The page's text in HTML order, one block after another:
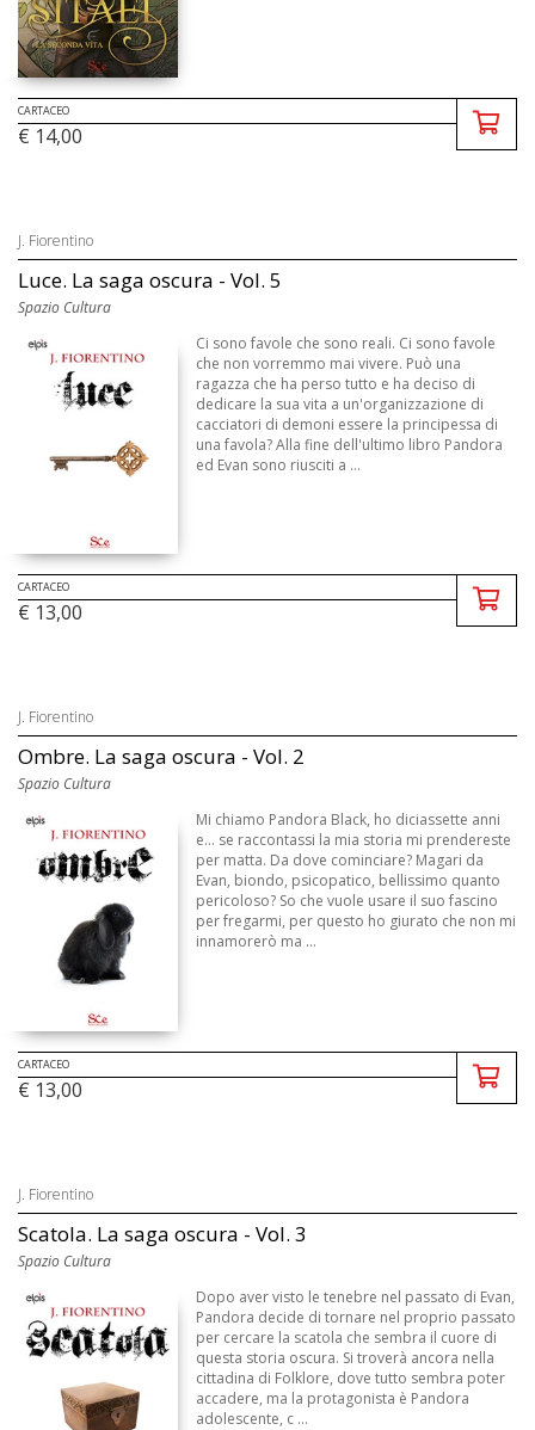
CARTACEO
€ 14,00
J. Fiorentino
Luce. La saga oscura - Vol. 5
Spazio Cultura
Ci sono favole che sono reali. Ci sono favole
che non vorremmo mai vivere. Può una
ragazza che ha perso tutto e ha deciso di
dedicare la sua vita a un'organizzazione di
cacciatori di demoni essere la principessa di
una favola? Alla fine dell'ultimo libro Pandora
ed Evan sono riusciti a ...
CARTACEO
€ 13,00
J. Fiorentino
Ombre. La saga oscura - Vol. 2
Spazio Cultura
Mi chiamo Pandora Black, ho diciassette anni
e... se raccontassi la mia storia mi prendereste
per matta. Da dove cominciare? Magari da
Evan, biondo, psicopatico, bellissimo quanto
pericoloso? So che vuole usare il suo fascino
per fregarmi, per questo ho giurato che non mi
innamorerò ma ...
CARTACEO
€ 13,00
J. Fiorentino
Scatola. La saga oscura - Vol. 3
Spazio Cultura
Dopo aver visto le tenebre nel passato di Evan,
Pandora decide di tornare nel proprio passato
per cercare la scatola che sembra il cuore di
questa storia oscura. Si troverà ancora nella
cittadina di Folklore, dove tutto sembra poter
accadere, ma la protagonista è Pandora
adolescente, c ...